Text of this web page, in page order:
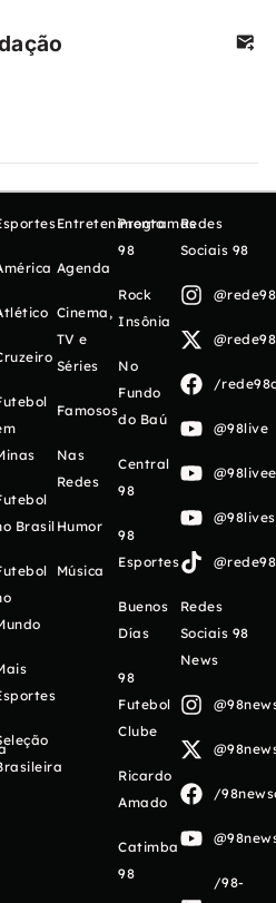
Brasil
Entretenimento
Agenda
Cinema,
TV e
Séries
Famosos
Nas
Redes
Humor
Música
Programas
98
Rock
Insônia
No
Fundo
do Baú
Central
98
98
Esportes
Buenos
Días
98
Futebol
Clube
Ricardo
Amado
Catimba
98
Redes
Sociais 98
/
@98live
Redes
Sociais 98
News
/
/98-